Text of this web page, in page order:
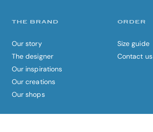
THE BRAND
Our story
The designer
Our inspirations
Our creations
Our shops
ORDER
Size guide
Contact us